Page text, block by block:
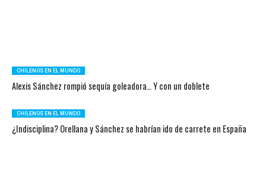
CHILENOS EN EL MUNDO
Alexis Sánchez rompió sequía goleadora… Y con un doblete
CHILENOS EN EL MUNDO
¿Indisciplina? Orellana y Sánchez se habrían ido de carrete en España